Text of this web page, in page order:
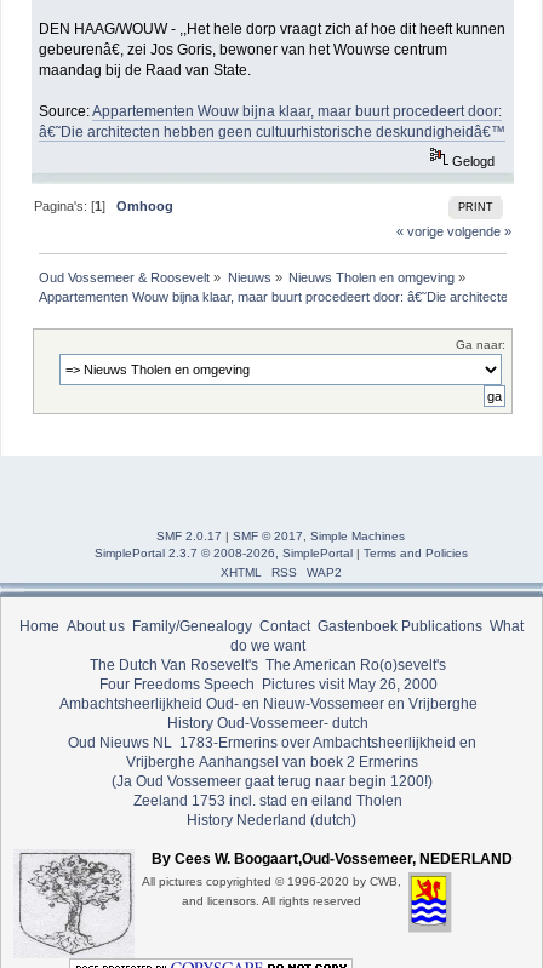
DEN HAAG/WOUW - ,,Het hele dorp vraagt zich af hoe dit heeft kunnen
gebeurenâ€, zei Jos Goris, bewoner van het Wouwse centrum
maandag bij de Raad van State.
Source:Appartementen Wouw bijna klaar, maar buurt procedeert door:
â€˜Die architecten hebben geen cultuurhistorische deskundigheidâ€™
Gelogd
PRINT
Pagina's: [1]Omhoog
« vorige volgende »
Oud Vossemeer & Roosevelt » Nieuws » Nieuws Tholen en omgeving»
Appartementen Wouw bijna klaar, maar buurt procedeert door: â€˜Die architecten
Ga naar:
SMF 2.0.17 | SMF © 2017
Simple Machines
SimplePortal 2.3.7 © 2008-2026, SimplePortal| Terms and Policies
XHTML
RSS WAP2
Home About us Family/Genealogy Contact Gastenboek Publications What
do we want
The Dutch Van Rosevelt's The American Ro(o)sevelt's
Four Freedoms Speech Pictures visit May 26, 2000
Ambachtsheerlijkheid Oud- en Nieuw-Vossemeer en Vrijberghe
History Oud-Vossemeer- dutch
Oud Nieuws NL
1783-Ermerins over Ambachtsheerlijkheid en
Vrijberghe Aanhangsel van boek 2 Ermerins
(Ja Oud Vossemeer gaat terug naar begin 1200!)
Zeeland 1753 incl. stad en eiland Tholen
History Nederland (dutch)
By Cees W. Boogaart,Oud-Vossemeer, NEDERLAND
All pictures copyrighted © 1996-2020 by CWB,
and licensors. All rights reserved